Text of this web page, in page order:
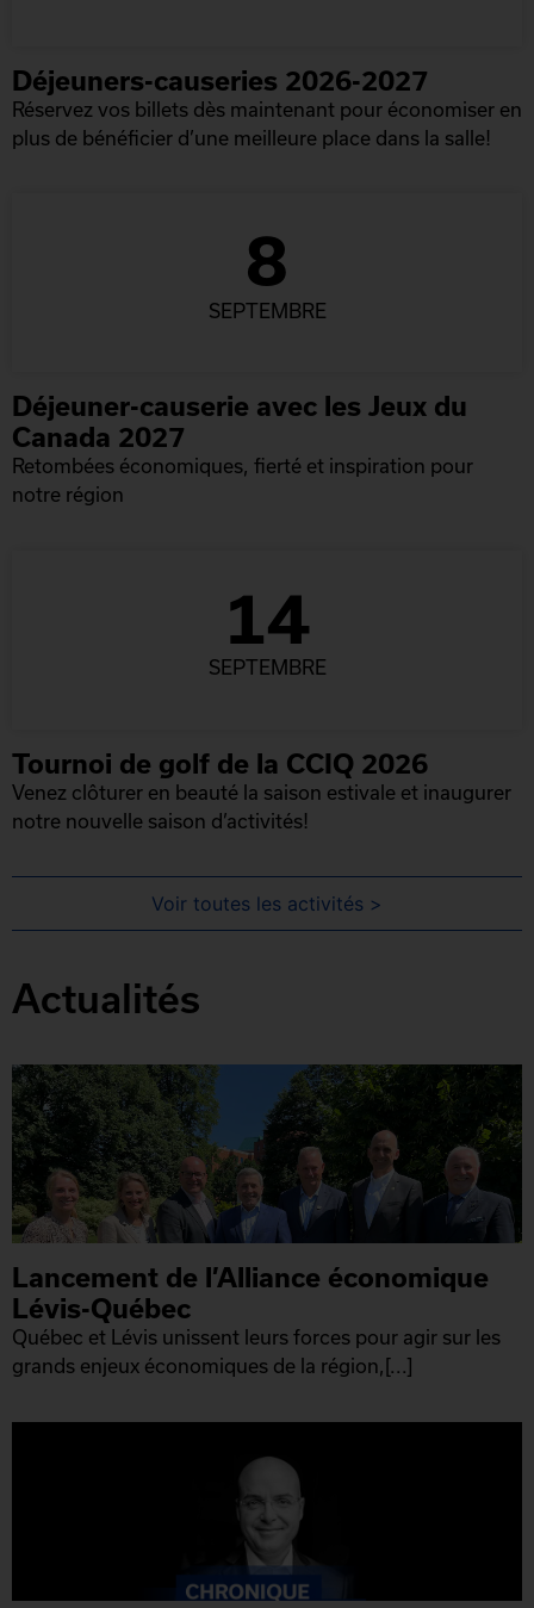
Déjeuners-causeries 2026-2027
Réservez vos billets dès maintenant pour économiser en
plus de bénéficier d’une meilleure place dans la salle!
8
SEPTEMBRE
Déjeuner-causerie avec les Jeux du
Canada 2027
Retombées économiques, fierté et inspiration pour
notre région
14
SEPTEMBRE
Tournoi de golf de la CCIQ 2026
Venez clôturer en beauté la saison estivale et inaugurer
notre nouvelle saison d’activités!
Voir toutes les activités >
Actualités
Lancement de l’Alliance économique
Lévis-Québec
Québec et Lévis unissent leurs forces pour agir sur les
grands enjeux économiques de la région,[...]